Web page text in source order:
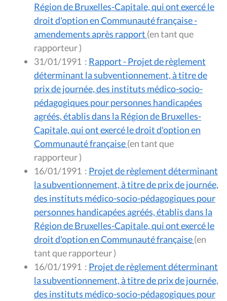
Région de Bruxelles-Capitale, qui ont exercé le
droit d'option en Communauté française -
amendements après rapport (en tant que
rapporteur )
31/01/1991 : Rapport - Projet de règlement
déterminant la subventionnement, à titre de
prix de journée, des instituts médico-socio-
pédagogiques pour personnes handicapées
agréés, établis dans la Région de Bruxelles-
Capitale, qui ont exercé le droit d'option en
Communauté française(en tant que
rapporteur )
16/01/1991 : Projet de règlement déterminant
la subventionnement, à titre de prix de journée,
des instituts médico-socio-pédagogiques pour
personnes handicapées agréés, établis dans la
Région de Bruxelles-Capitale, qui ont exercé le
droit d'option en Communauté française(en
tant que rapporteur )
16/01/1991 : Projet de règlement déterminant
la subventionnement, à titre de prix de journée,
des instituts médico-socio-pédagogiques pour